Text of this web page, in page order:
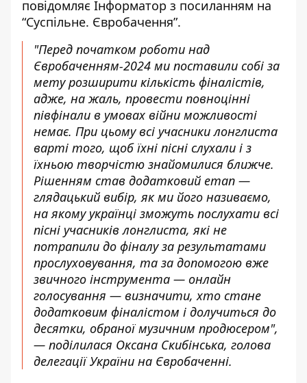
повідомляє Інформатор з посиланням на
“Суспільне. Євробачення”.
"Перед початком роботи над
Євробаченням-2024 ми поставили собі за
мету розширити кількість фіналістів,
адже, на жаль, провести повноцінні
півфінали в умовах війни можливості
немає. При цьому всі учасники лонглиста
варті того, щоб їхні пісні слухали і з
їхньою творчістю знайомилися ближче.
Рішенням став додатковий етап —
глядацький вибір, як ми його називаємо,
на якому українці зможуть послухати всі
пісні учасників лонглиста, які не
потрапили до фіналу за результатами
прослуховування, та за допомогою вже
звичного інструмента — онлайн
голосування — визначити, хто стане
додатковим фіналістом і долучиться до
десятки, обраної музичним продюсером",
— поділилася Оксана Скибінська, голова
делегації України на Євробаченні.